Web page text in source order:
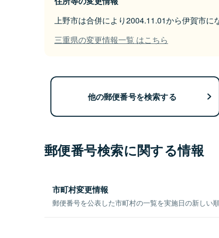
上野市は合併により2004.11.01から伊賀市に
三重県の変更情報一覧 はこちら
他の郵便番号を検索する
郵便番号検索に関する情報
市町村変更情報
郵便番号を公表した市町村の一覧を実施日の新しい